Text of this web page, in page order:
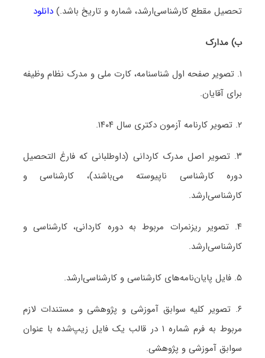
تحصیل مقطع کارشناسی‌ارشد، شماره و تاریخ باشد.)دانلود
ب) مدارک
۱. تصویر صفحه اول شناسنامه، کارت ملی و مدرک نظام وظیفه
برای آقایان.
۲. تصویر کارنامه آزمون دکتری سال ۱۴۰۴.
۳. تصویر اصل مدرک کاردانی (داوطلبانی که فارغ التحصیل
دوره کارشناسی ناپیوسته می‌باشند)، کارشناسی و
کارشناسی‌ارشد.
۴. تصویر ریزنمرات مربوط به دوره کاردانی، کارشناسی و
کارشناسی‌ارشد.
۵. فایل پایان‌نامه‌های کارشناسی و کارشناسی‌ارشد.
۶. تصویر کلیه سوابق آموزشی و پژوهشی و مستندات لازم
مربوط به فرم شماره ۱ در قالب یک فایل زیپ‌شده با عنوان
سوابق آموزشی و پژوهشی.